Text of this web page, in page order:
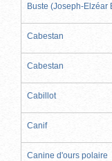
Buste (Joseph-Elzéar
Cabestan
Cabestan
Cabillot
Canif
Canine d'ours polaire